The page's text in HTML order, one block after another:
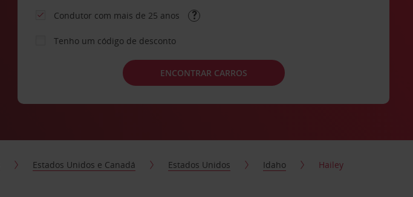
Condutor com mais de 25 anos
Tenho um código de desconto
ENCONTRAR CARROS
Estados Unidos e Canadá Estados Unidos Idaho Hailey